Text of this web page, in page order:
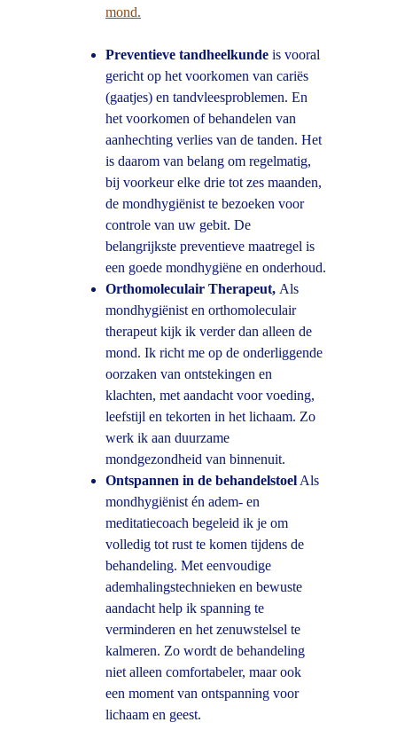
mond.
Preventieve tandheelkunde is vooral
gericht op het voorkomen van cariës
(gaatjes) en tandvleesproblemen. En
het voorkomen of behandelen van
aanhechting verlies van de tanden. Het
is daarom van belang om regelmatig,
bij voorkeur elke drie tot zes maanden,
de mondhygiënist te bezoeken voor
controle van uw gebit. De
belangrijkste preventieve maatregel is
een goede mondhygiëne en onderhoud.
Orthomoleculair Therapeut, Als
mondhygiënist en orthomoleculair
therapeut kijk ik verder dan alleen de
mond. Ik richt me op de onderliggende
oorzaken van ontstekingen en
klachten, met aandacht voor voeding,
leefstijl en tekorten in het lichaam. Zo
werk ik aan duurzame
mondgezondheid van binnenuit.
Ontspannen in de behandelstoel Als
mondhygiënist én adem- en
meditatiecoach begeleid ik je om
volledig tot rust te komen tijdens de
behandeling. Met eenvoudige
ademhalingstechnieken en bewuste
aandacht help ik spanning te
verminderen en het zenuwstelsel te
kalmeren. Zo wordt de behandeling
niet alleen comfortabeler, maar ook
een moment van ontspanning voor
lichaam en geest.